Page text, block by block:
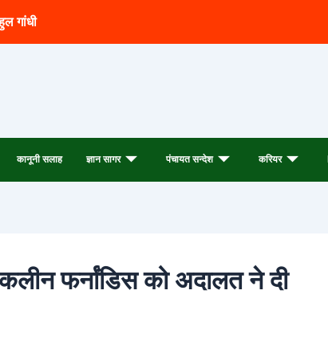
गांधी
कानूनी सलाह ज्ञान सागर पंचायत सन्देश करियर
फर्नांडिस को अदालत ने दी